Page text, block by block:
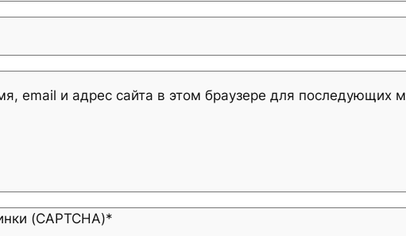
email и адрес сайта в этом браузере для последующих
(CAPTCHA)*